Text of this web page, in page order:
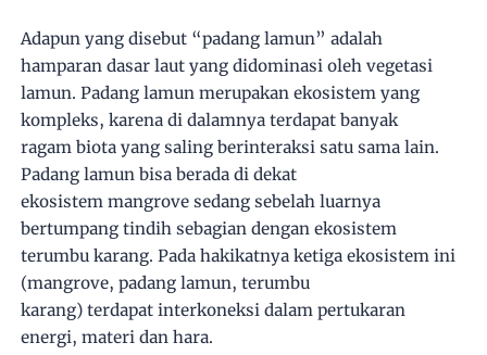
Adapun yang disebut “padang lamun” adalah
hamparan dasar laut yang didominasi oleh vegetasi
lamun. Padang lamun merupakan ekosistem yang
kompleks, karena di dalamnya terdapat banyak
ragam biota yang saling berinteraksi satu sama lain.
Padang lamun bisa berada di dekat
ekosistem mangrove sedang sebelah luarnya
bertumpang tindih sebagian dengan ekosistem
terumbu karang. Pada hakikatnya ketiga ekosistem ini
(mangrove, padang lamun, terumbu
karang) terdapat interkoneksi dalam pertukaran
energi, materi dan hara.